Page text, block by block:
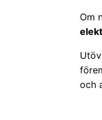
Om
och